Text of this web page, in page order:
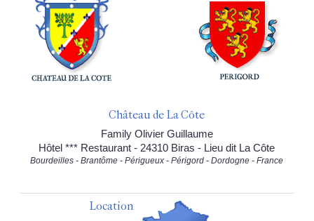
Château de La Côte
Family Olivier Guillaume
Hôtel *** Restaurant - 24310 Biras - Lieu dit La Côte
Bourdeilles - Brantôme - Périgueux - Périgord - Dordogne - France
Location